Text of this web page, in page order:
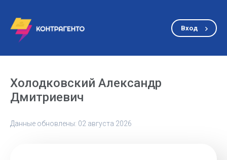
Вход
Холодковский Александр
Дмитриевич
Данные обновлены: 02 августа 2026